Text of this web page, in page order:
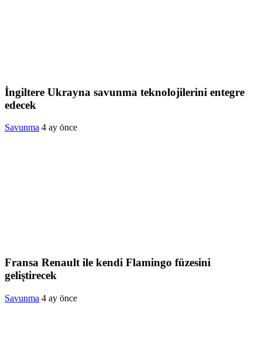
İngiltere Ukrayna savunma teknolojilerini entegre
edecek
Savunma 4 ay önce
Fransa Renault ile kendi Flamingo füzesini
geliştirecek
Savunma 4 ay önce